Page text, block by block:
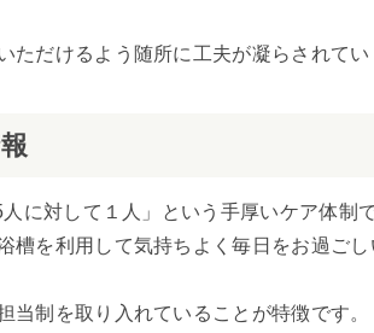
ただけるよう随所に工夫が凝らされて
に対して１人」という手厚いケア体制
槽を利用して気持ちよく毎日をお過ご
制を取り入れていることが特徴です。